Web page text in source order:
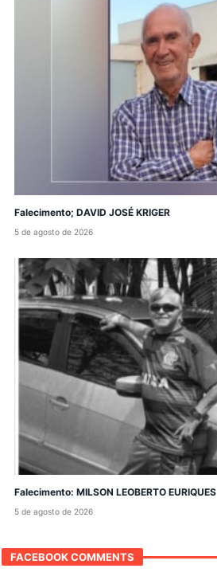
Falecimento; DAVID JOSÉ KRIGER
5 de agosto de 2026
Falecimento: MILSON LEOBERTO EURIQUES
5 de agosto de 2026
FACEBOOK COMMENTS